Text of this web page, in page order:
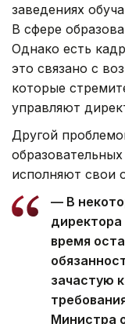
заведениях
В сфере
Однако есть
это связано с
которые
управляют
Другой
исполняют свои
— В
директора
время
зачастую
Министра